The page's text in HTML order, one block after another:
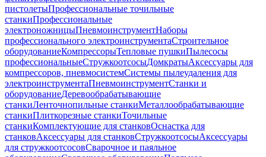
пистолетыПрофессиональные точильные
станкиПрофессиональные
электроножницыПневмоинструментНаборы
профессионального электроинструментаСтроительное
оборудованиеКомпрессорыТепловые пушкиПылесосы
профессиональныеСтружкоотсосыДомкратыАксессуары для
компрессоров, пневмосистемСистемы пылеудаления для
электроинструментаПневмоинструментСтанки и
оборудованиеДеревообрабатывающие
станкиЛенточнопильные станкиМеталлообрабатывающие
станкиПлиткорезные станкиТочильные
станкиКомплектующие для станковОснастка для
станковАксессуары для станковСтружкоотсосыАксессуары
для стружкоотсосовСварочное и паяльное